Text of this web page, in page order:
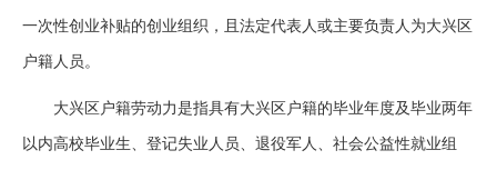
一次性创业补贴的创业组织，且法定代表人或主要负责人为大兴区
户籍人员。
大兴区户籍劳动力是指具有大兴区户籍的毕业年度及毕业两年
以内高校毕业生、登记失业人员、退役军人、社会公益性就业组